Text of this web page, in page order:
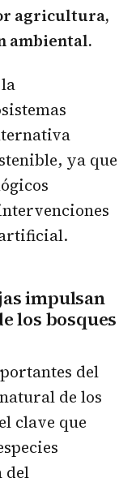
agricultura,
ambiental.
ya que
impulsan
los bosques
del
de los
clave que
del